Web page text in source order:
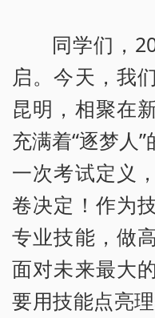
同学们，
启。今天，我
昆明，相聚在
充满着“逐梦
一次考试定义
卷决定！作为
专业技能，做
面对未来最大
要用技能点亮